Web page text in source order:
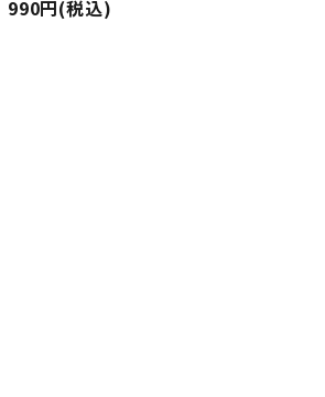
990円(税込)